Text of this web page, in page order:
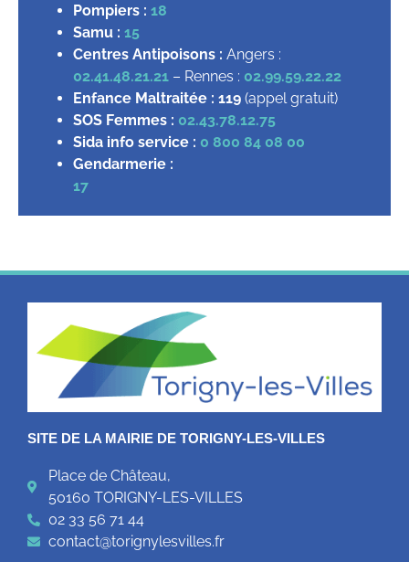
Pompiers : 18
Samu : 15
Centres Antipoisons : Angers :
02.41.48.21.21 – Rennes : 02.99.59.22.22
Enfance Maltraitée : 119 (appel gratuit)
SOS Femmes : 02.43.78.12.75
Sida info service : 0 800 84 08 00
Gendarmerie :
17
SITE DE LA MAIRIE DE TORIGNY-LES-VILLES
Place de Château,
50160 TORIGNY-LES-VILLES
02 33 56 71 44
contact@torignylesvilles.fr